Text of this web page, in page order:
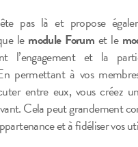
pas là et propose
le module Forum et le
l’engagement et la
permettant à vos
entre eux, vous créez
Cela peut grandement
et à fidéliser vos